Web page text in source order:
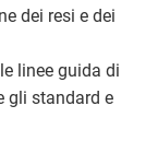
dei resi e dei
linee guida di
gli standard e